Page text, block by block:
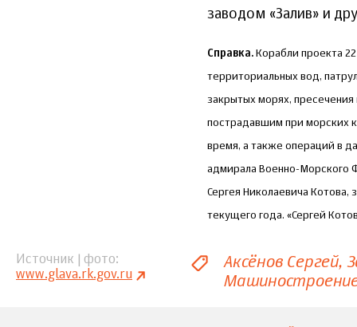
заводом «Залив» и
Справка. Корабли проекта
территориальных вод,
закрытых морях,
пострадавшим при морских
время, а также операций в
адмирала Военно-Морского
Сергея Николаевича Котова,
текущего года. «Сергей
Источник | фото
www.glava.rk.gov.ru
Аксёнов Сергей